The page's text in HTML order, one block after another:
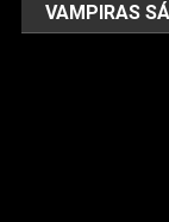
VAMPIRAS